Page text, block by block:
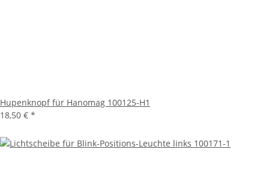
Hupenknopf für Hanomag 100125-H1
18,50 € *